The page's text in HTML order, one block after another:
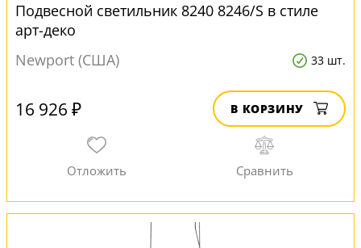
Подвесной светильник 8240 8246/S в стиле
арт-деко
Newport (США)
33 шт.
16 926 ₽ В КОРЗИНУ